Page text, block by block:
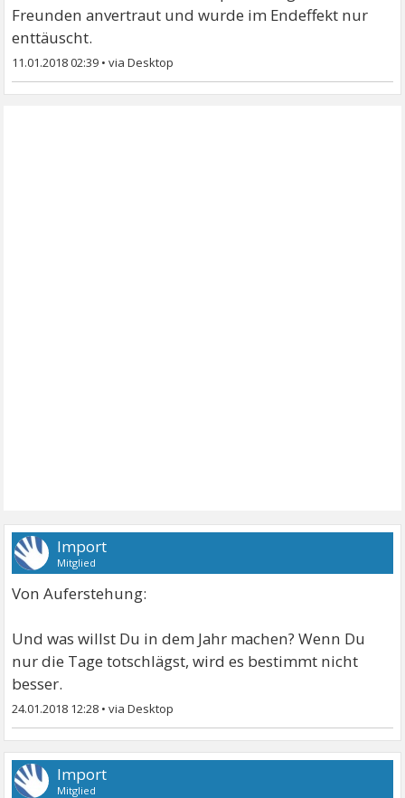
Freunden anvertraut und wurde im Endeffekt nur
enttäuscht.
11.01.2018 02:39 •
Import
Mitglied
Von Auferstehung:
Und was willst Du in dem Jahr machen? Wenn Du
nur die Tage totschlägst, wird es bestimmt nicht
besser.
24.01.2018 12:28 •
Import
Mitglied